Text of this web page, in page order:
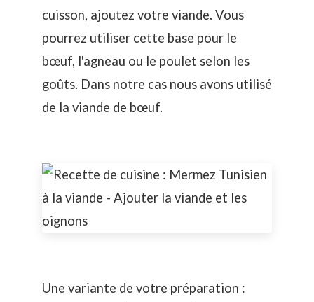
cuisson, ajoutez votre viande. Vous
pourrez utiliser cette base pour le
bœuf, l'agneau ou le poulet selon les
goûts. Dans notre cas nous avons utilisé
de la viande de bœuf.
Une variante de votre préparation :